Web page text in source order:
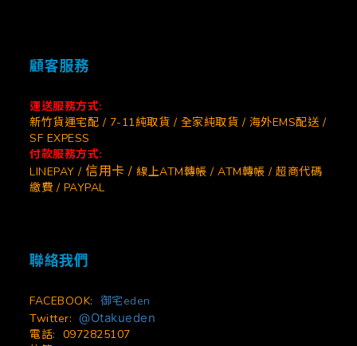
顧客服務
運送服務方式:
新竹貨運宅配 / 7-11純取貨 / 全家純取貨 / 海外EMS配送 /
SF EXPESS
付款服務方式:
LINEPAY / 信用卡 / 線上ATM轉帳 / ATM轉帳 / 超商代碼
繳費 / PAYPAL
聯絡我們
FACEBOOK: 御宅eden
Twitter: @Otakueden
電話: 0972825107